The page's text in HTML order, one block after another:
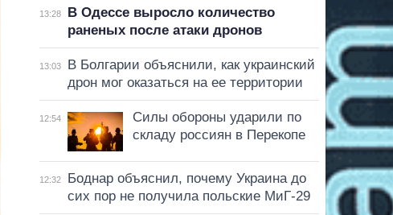
13:28
В Одессе выросло количество
раненых после атаки дронов
13:03
В Болгарии объяснили, как украинский
дрон мог оказаться на ее территории
12:54
Силы обороны ударили по
складу россиян в Перекопе
12:32
Боднар объяснил, почему Украина до
сих пор не получила польские МиГ-29